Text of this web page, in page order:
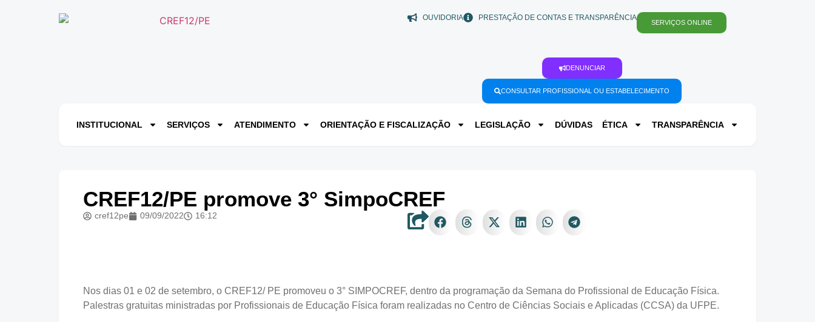
OUVIDORIA PRESTAÇÃO DE CONTAS E TRANSPARÊNCIA
SERVIÇOS ONLINE
DENUNCIAR
CONSULTAR PROFISSIONAL OU ESTABELECIMENTO
INSTITUCIONAL SERVIÇOS ATENDIMENTO ORIENTAÇÃO E FISCALIZAÇÃO LEGISLAÇÃO DÚVIDAS ÉTICA TRANSPARÊNCIA
CREF12/PE promove 3° SimpoCREF
cref12pe 09/09/2022 16:12
Nos dias 01 e 02 de setembro, o CREF12/ PE promoveu o 3° SIMPOCREF, dentro da programação da Semana do Profissional de Educação Física.
Palestras gratuitas ministradas por Profissionais de Educação Física foram realizadas no Centro de Ciências Sociais e Aplicadas (CCSA) da UFPE.